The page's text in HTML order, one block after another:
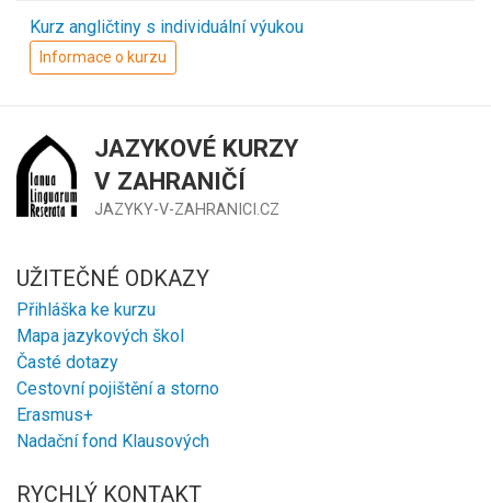
Kurz angličtiny s individuální výukou
Informace o kurzu
JAZYKOVÉ KURZY
V ZAHRANIČÍ
JAZYKY-V-ZAHRANICI.CZ
UŽITEČNÉ ODKAZY
Přihláška ke kurzu
Mapa jazykových škol
Časté dotazy
Cestovní pojištění a storno
Erasmus+
Nadační fond Klausových
RYCHLÝ KONTAKT